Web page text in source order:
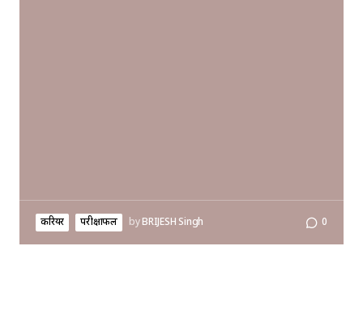
करियर परीक्षाफल byBRIJESH Singh 0